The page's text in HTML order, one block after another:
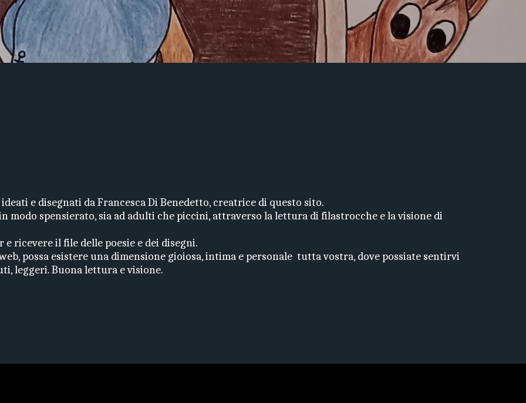
e disegnati da Francesca Di Benedetto, creatrice di questo sito.
modo spensierato, sia ad adulti che piccini, attraverso la lettura di filastrocche e la visione di
ricevere il file delle poesie e dei disegni.
possa esistere una dimensione gioiosa, intima e personale  tutta vostra, dove possiate sentirvi
leggeri. Buona lettura e visione.